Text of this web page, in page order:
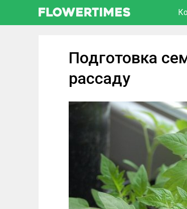
Подготовка
рассаду